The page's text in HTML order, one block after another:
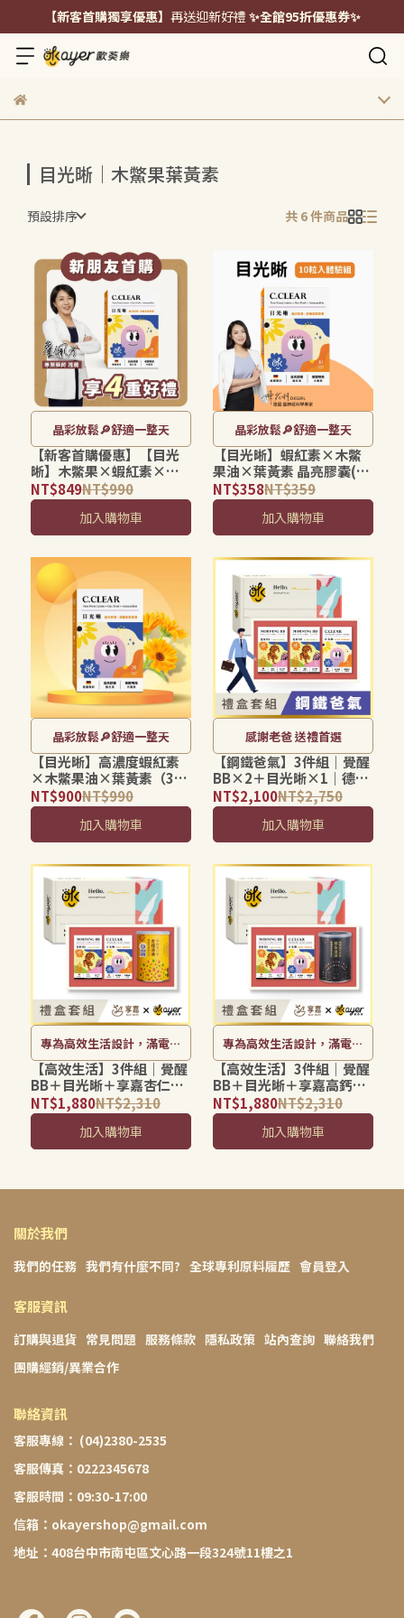
【新客首購獨享優惠】 再送迎新好禮 ✨全館95折優惠券✨
目光晰｜木鱉果葉黃素
預設排序 共 6 件商品
晶彩放鬆🔎舒適一整天
【新客首購優惠】【目光
晰】木鱉果×蝦紅素×葉
黃素晶亮膠囊（30粒）｜
3C族日常舒適・晶亮守
護・素食可食
NT$849NT$990
加入購物車
晶彩放鬆🔎舒適一整天
【目光晰】蝦紅素×木鱉
果油×葉黃素 晶亮膠囊(10
粒體驗組)｜晶亮水潤×舒
適守護・素食可食
NT$358NT$359
加入購物車
晶彩放鬆🔎舒適一整天
【目光晰】高濃度蝦紅素
×木鱉果油×葉黃素（30
粒）｜晶亮水潤・舒適守
護・素食可食
NT$900NT$990
加入購物車
感謝老爸 送禮首選
【鋼鐵爸氣】3件組｜覺醒
BB×2＋目光晰×1｜德國
藜麥B群＋木鱉果葉黃素補
給・上班育兒兩不累
NT$2,100NT$2,750
加入購物車
專為高效生活設計，滿電續
航超專注
【高效生活】3件組｜覺醒
BB＋目光晰＋享嘉杏仁茶
／高鈣黑芝麻糊（二選
一）｜晶亮補給×活力滿
NT$1,880NT$2,310
加入購物車
專為高效生活設計，滿電續
航超專注
【高效生活】3件組｜覺醒
BB＋目光晰＋享嘉高鈣黑
芝麻糊／杏仁茶（二選
一）｜晶亮補給×活力滿
NT$1,880NT$2,310
加入購物車
關於我們
我們的任務 我們有什麼不同? 全球專利原料履歷 會員登入
客服資訊
訂購與退貨 常見問題 服務條款 隱私政策 站內查詢 聯絡我們
團購經銷/異業合作
聯絡資訊
客服專線： (04)2380-2535
客服傳真：0222345678
客服時間：09:30-17:00
信箱：okayershop@gmail.com
地址：408台中市南屯區文心路一段324號11樓之1